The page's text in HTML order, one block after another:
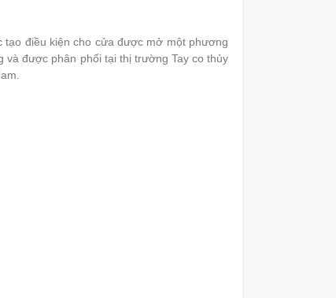
tạo điều kiện cho cửa được mở một phương
được phân phối tại thị trường Tay co thủy